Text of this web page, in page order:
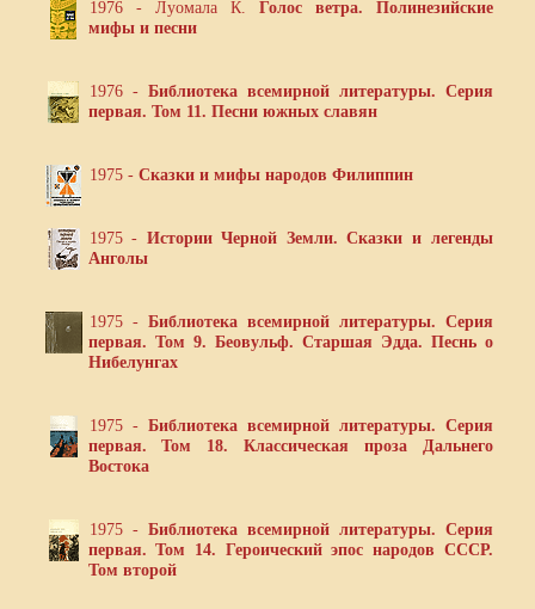
1976 - Луомала К. Голос ветра. Полинезийские
мифы и песни
1976 - Библиотека всемирной литературы. Серия
первая. Том 11. Песни южных славян
1975 - Сказки и мифы народов Филиппин
1975 - Истории Черной Земли. Сказки и легенды
Анголы
1975 - Библиотека всемирной литературы. Серия
первая. Том 9. Беовульф. Старшая Эдда. Песнь о
Нибелунгах
1975 - Библиотека всемирной литературы. Серия
первая. Том 18. Классическая проза Дальнего
Востока
1975 - Библиотека всемирной литературы. Серия
первая. Том 14. Героический эпос народов СССР.
Том второй